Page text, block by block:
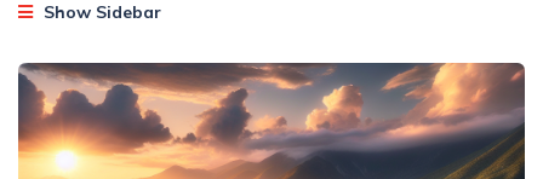
Show Sidebar